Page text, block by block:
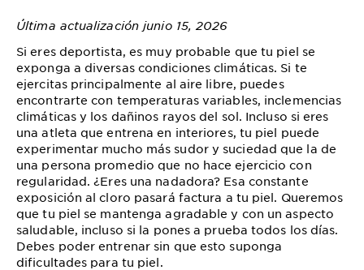
Beauty
Garnier
Offers
Cruelty
Free
Última actualización junio 15, 2026
Si eres deportista, es muy probable que tu piel se
exponga a diversas condiciones climáticas. Si te
ejercitas principalmente al aire libre, puedes
encontrarte con temperaturas variables, inclemencias
climáticas y los dañinos rayos del sol. Incluso si eres
una atleta que entrena en interiores, tu piel puede
experimentar mucho más sudor y suciedad que la de
una persona promedio que no hace ejercicio con
regularidad. ¿Eres una nadadora? Esa constante
exposición al cloro pasará factura a tu piel. Queremos
que tu piel se mantenga agradable y con un aspecto
saludable, incluso si la pones a prueba todos los días.
Debes poder entrenar sin que esto suponga
dificultades para tu piel.